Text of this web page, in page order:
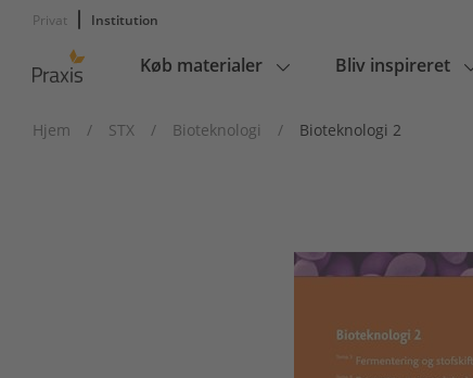
Privat Institution
Main
Køb materialer Bliv inspireret
Hjem / STX / Bioteknologi / Bioteknologi 2